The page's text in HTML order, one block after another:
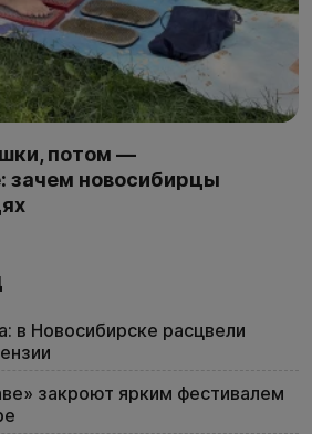
потом —
зачем новосибирцы
в Новосибирске расцвели
закроют ярким фестивалем